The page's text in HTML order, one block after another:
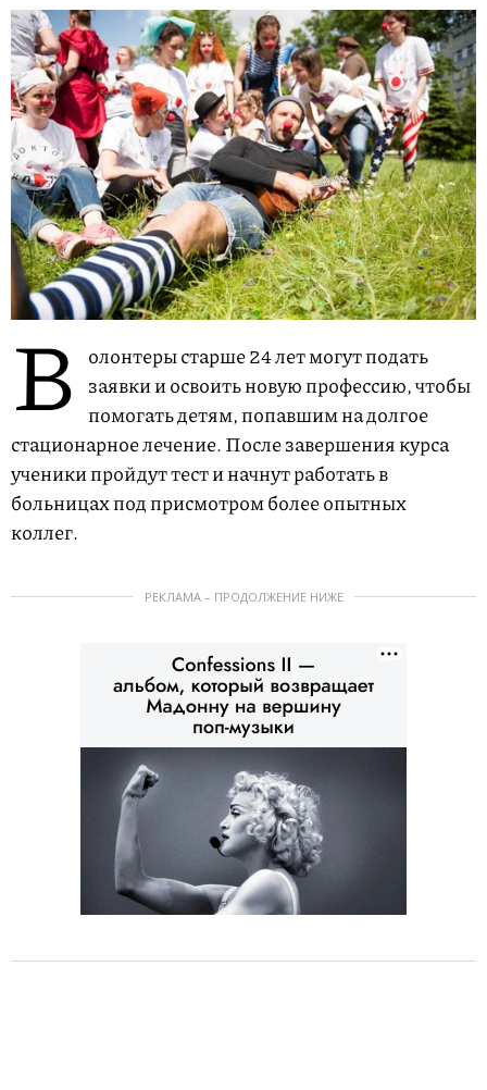
В
олонтеры старше 24 лет могут подать
заявки и освоить новую профессию, чтобы
помогать детям, попавшим на долгое
стационарное лечение. После завершения курса
ученики пройдут тест и начнут работать в
больницах под присмотром более опытных
коллег.
РЕКЛАМА – ПРОДОЛЖЕНИЕ НИЖЕ